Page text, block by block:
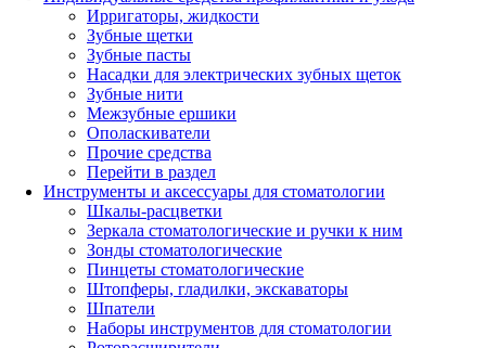
Ирригаторы, жидкости
Зубные щетки
Зубные пасты
Насадки для электрических зубных щеток
Зубные нити
Межзубные ершики
Ополаскиватели
Прочие средства
Перейти в раздел
Инструменты и аксессуары для стоматологии
Шкалы-расцветки
Зеркала стоматологические и ручки к ним
Зонды стоматологические
Пинцеты стоматологические
Штопферы, гладилки, экскаваторы
Шпатели
Наборы инструментов для стоматологии